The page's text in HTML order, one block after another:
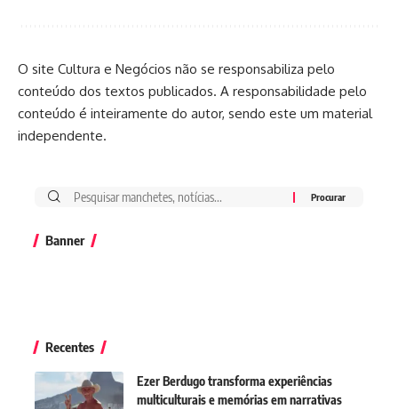
O site Cultura e Negócios não se responsabiliza pelo
conteúdo dos textos publicados. A responsabilidade pelo
conteúdo é inteiramente do autor, sendo este um material
independente.
Banner
Recentes
Ezer Berdugo transforma experiências
multiculturais e memórias em narrativas